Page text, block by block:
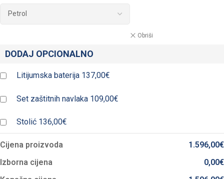
Obriši
DODAJ OPCIONALNO
Litijumska baterija 137,00€
Set zaštitnih navlaka 109,00€
Stolić 136,00€
Cijena proizvoda 1.596,00€
Izborna cijena
0,00€